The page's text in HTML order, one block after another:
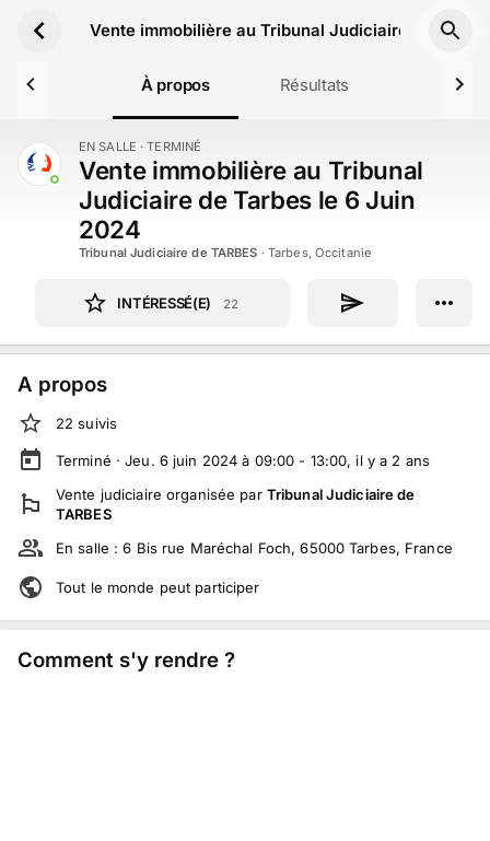
Vente immobilière au Tribunal Judiciaire de
À propos Résultats
TERMINÉ EN SALLE · TERMINÉ
Vente immobilière au Tribunal
Judiciaire de Tarbes le 6 Juin
2024
Tribunal Judiciaire de TARBES · Tarbes, Occitanie
INTÉRESSÉ(E) 22
A propos
22 suivis
Terminé ·Jeu. 6 juin 2024 à 09:00 - 13:00, il y a 2 ans
Vente judiciaire organisée par Tribunal Judiciaire de
TARBES
En salle :6 Bis rue Maréchal Foch, 65000 Tarbes, France
Tout le monde peut participer
Comment s'y rendre ?